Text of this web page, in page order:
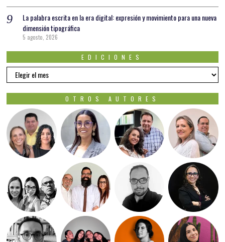
La palabra escrita en la era digital: expresión y movimiento para una nueva
dimensión tipográfica
5 agosto, 2026
EDICIONES
EDICIONES
OTROS AUTORES